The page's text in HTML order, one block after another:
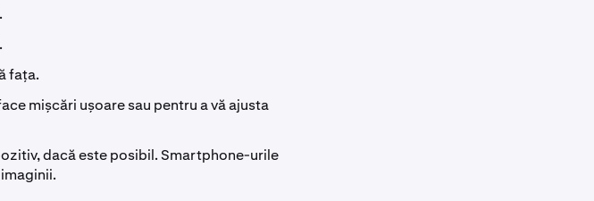
fața.
mișcări ușoare sau pentru a vă ajusta
dacă este posibil. Smartphone-urile